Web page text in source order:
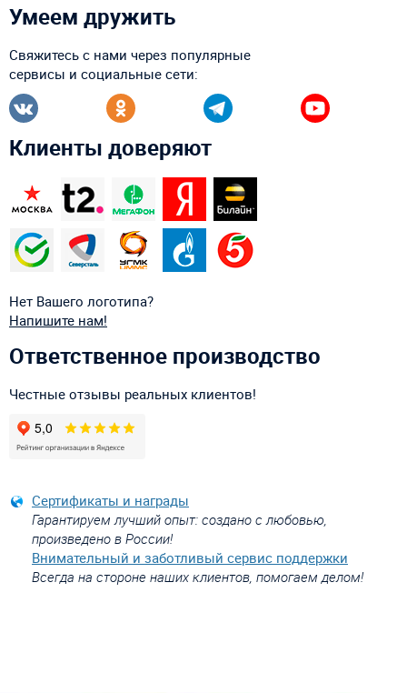
Умеем дружить
Свяжитесь с нами через популярные
сервисы и социальные сети:
Клиенты доверяют
Нет Вашего логотипа?
Напишите нам!
Ответственное производство
Честные отзывы реальных клиентов!
Сертификаты и награды
Гарантируем лучший опыт: создано с любовью,
произведено в России!
Внимательный и заботливый сервис поддержки
Всегда на стороне наших клиентов, помогаем делом!